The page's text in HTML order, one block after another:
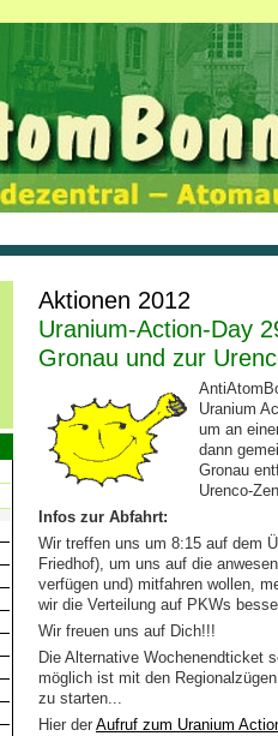
Aktionen 2012
Uranium-Action-Day
Gronau und zur
Uranium
um an
dann
Gronau
Urenco-
Infos zur Abfahrt:
Wir treffen uns um 8:15 auf dem
Friedhof), um uns auf die
verfügen und) mitfahren wollen,
wir die Verteilung auf PKWs
Wir freuen uns auf Dich!!!
Die Alternative Wochenendticket
möglich ist mit den
zu starten...
Hier der Aufruf zum Uranium